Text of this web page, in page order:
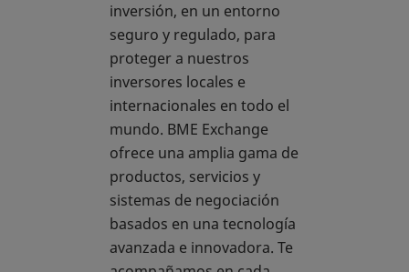
inversión, en un entorno
seguro y regulado, para
proteger a nuestros
inversores locales e
internacionales en todo el
mundo. BME Exchange
ofrece una amplia gama de
productos, servicios y
sistemas de negociación
basados en una tecnología
avanzada e innovadora. Te